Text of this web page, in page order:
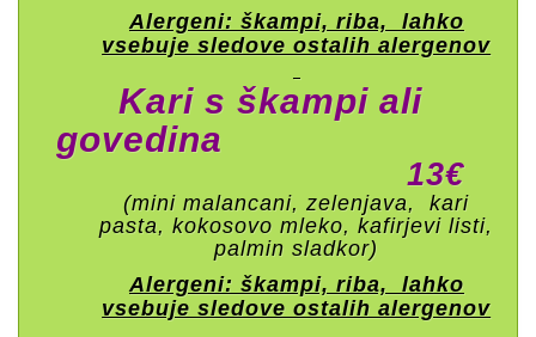
Alergeni: škampi, riba, lahko
vsebuje sledove ostalih alergenov
Kari s škampi ali
govedina
13€
(mini malancani, zelenjava, kari
pasta, kokosovo mleko, kafirjevi listi,
palmin sladkor)
Alergeni: škampi, riba, lahko
vsebuje sledove ostalih alergenov